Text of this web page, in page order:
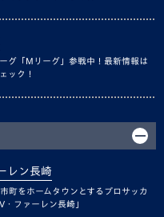
グ「Mリーグ」参戦中！最新情報は
ック！
レン長崎
町をホームタウンとするプロサッカ
・ファーレン長崎」